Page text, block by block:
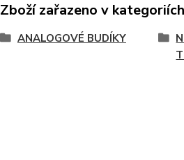
Zboží zařazeno v kategoriích
ANALOGOVÉ BUDÍKY